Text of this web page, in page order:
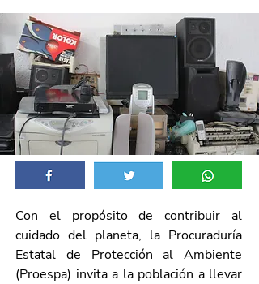
Con el propósito de contribuir al
cuidado del planeta, la Procuraduría
Estatal de Protección al Ambiente
(Proespa) invita a la población a llevar